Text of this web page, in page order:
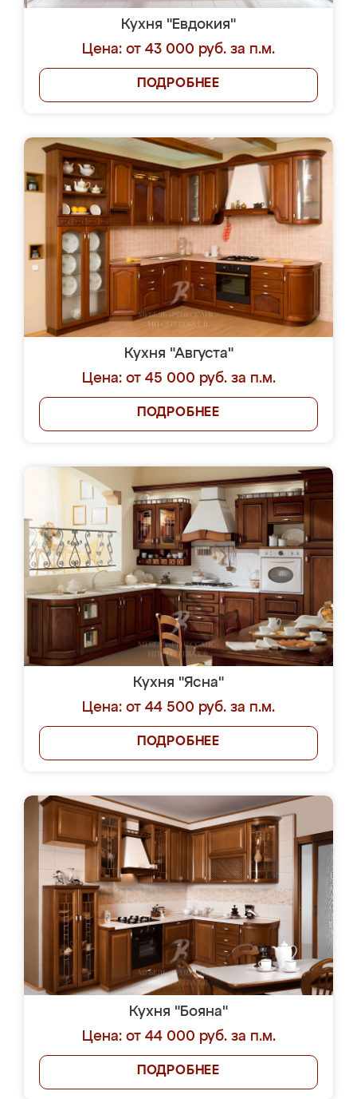
Кухня "Евдокия"
Цена: от 43 000 руб. за п.м.
ПОДРОБНЕЕ
Кухня "Августа"
Цена: от 45 000 руб. за п.м.
ПОДРОБНЕЕ
Кухня "Ясна"
Цена: от 44 500 руб. за п.м.
ПОДРОБНЕЕ
Кухня "Бояна"
Цена: от 44 000 руб. за п.м.
ПОДРОБНЕЕ